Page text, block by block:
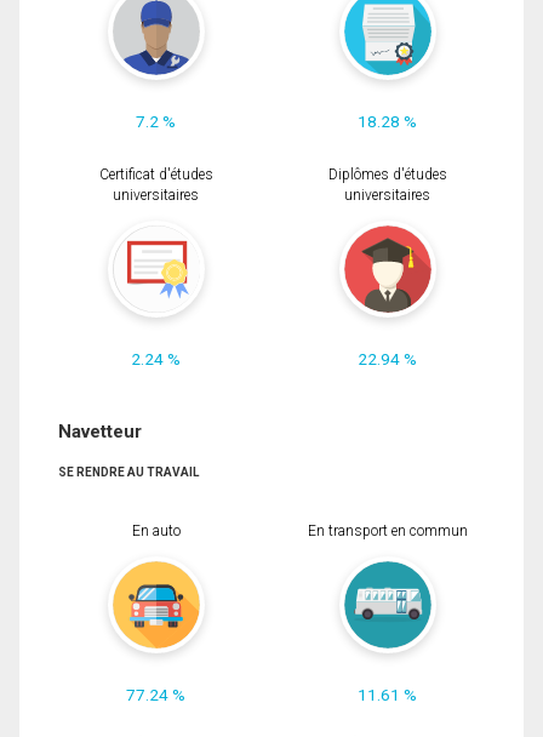
7.2 % 18.28 %
Certificat d'études
universitaires
2.24 %
Diplômes d'études
universitaires
22.94 %
Navetteur
SE RENDRE AU TRAVAIL
En auto
77.24 %
En transport en commun
11.61 %